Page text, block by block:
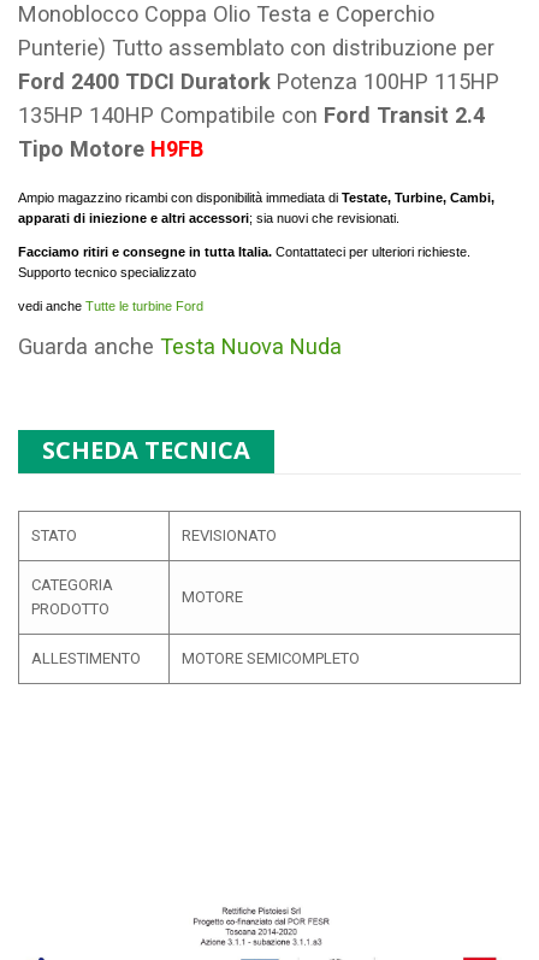
Monoblocco Coppa Olio Testa e Coperchio
Punterie) Tutto assemblato con distribuzione per
Ford 2400 TDCI Duratork Potenza 100HP 115HP
135HP 140HP Compatibile con Ford Transit 2.4
Tipo Motore H9FB
Ampio magazzino ricambi con disponibilità immediata di Testate, Turbine, Cambi,
apparati di iniezione e altri accessori; sia nuovi che revisionati.
Facciamo ritiri e consegne in tutta Italia. Contattateci per ulteriori richieste.
Supporto tecnico specializzato
vedi anche Tutte le turbine Ford
Guarda anche Testa Nuova Nuda
SCHEDA TECNICA
STATO REVISIONATO
CATEGORIA
PRODOTTO
MOTORE
ALLESTIMENTO MOTORE SEMICOMPLETO